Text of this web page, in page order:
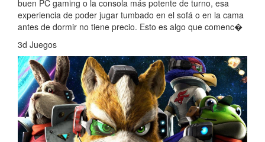
buen PC gaming o la consola más potente de turno, esa
experiencia de poder jugar tumbado en el sofá o en la cama
antes de dormir no tiene precio. Esto es algo que comenc�
3d Juegos